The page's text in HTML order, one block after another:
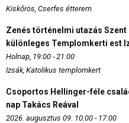
Kiskőrös, Cserfes étterem
Zenés történelmi utazás
különleges Templomkerti est
Holnap, 19:00 - 21:00
Izsák, Katolikus templomkert
Csoportos Hellinger-féle
nap Takács Reával
2026. augusztus 09. 10:00 - 17:00